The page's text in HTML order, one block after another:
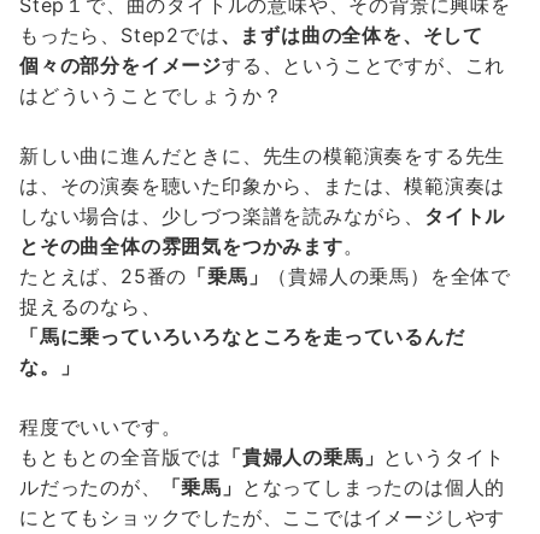
Step１で、曲のタイトルの意味や、その背景に興味を
もったら、Step2では、まずは曲の全体を、そして
個々の部分をイメージする、ということですが、これ
はどういうことでしょうか？
新しい曲に進んだときに、先生の模範演奏をする先生
は、その演奏を聴いた印象から、または、模範演奏は
しない場合は、少しづつ楽譜を読みながら、 タイトル
とその曲全体の雰囲気をつかみます。
たとえば、25番の 「乗馬」
（貴婦人の乗馬）を全体で
捉えるのなら、
「馬に乗っていろいろなところを走っているんだ
な。」
程度でいいです。
もともとの全音版では 「貴婦人の乗馬」 というタイト
ルだったのが、
「乗馬」 となってしまったのは個人的
にとてもショックでしたが、ここではイメージしやす